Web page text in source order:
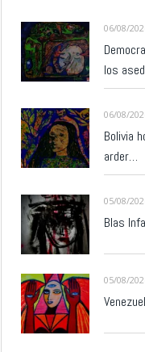
06/08/
los
06/08/
Bolivia
arder…
05/08/
Blas
05/08/